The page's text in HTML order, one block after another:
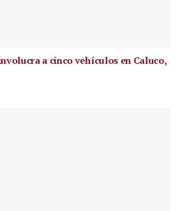
a cinco vehículos en Caluco,